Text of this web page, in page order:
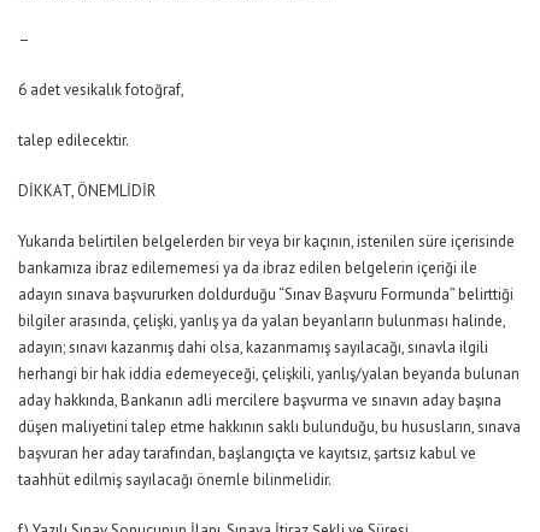
–
6 adet vesikalık fotoğraf,
talep edilecektir.
DİKKAT, ÖNEMLİDİR
Yukarıda belirtilen belgelerden bir veya bir kaçının, istenilen süre içerisinde
bankamıza ibraz edilememesi ya da ibraz edilen belgelerin içeriği ile
adayın sınava başvururken doldurduğu “Sınav Başvuru Formunda” belirttiği
bilgiler arasında, çelişki, yanlış ya da yalan beyanların bulunması halinde,
adayın; sınavı kazanmış dahi olsa, kazanmamış sayılacağı, sınavla ilgili
herhangi bir hak iddia edemeyeceği, çelişkili, yanlış/yalan beyanda bulunan
aday hakkında, Bankanın adli mercilere başvurma ve sınavın aday başına
düşen maliyetini talep etme hakkının saklı bulunduğu, bu hususların, sınava
başvuran her aday tarafından, başlangıçta ve kayıtsız, şartsız kabul ve
taahhüt edilmiş sayılacağı önemle bilinmelidir.